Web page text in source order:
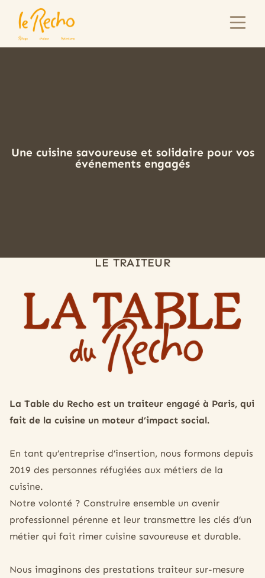
Une cuisine savoureuse et solidaire pour vos
événements engagés
LE TRAITEUR
La Table
du RECHO
La Table du Recho est un traiteur engagé à Paris, qui
fait de la cuisine un moteur d’impact social.
En tant qu’entreprise d’insertion, nous formons depuis
2019 des personnes réfugiées aux métiers de la
cuisine.
Notre volonté ? Construire ensemble un avenir
professionnel pérenne et leur transmettre les clés d’un
métier qui fait rimer cuisine savoureuse et durable.
Nous imaginons des prestations traiteur sur-mesure